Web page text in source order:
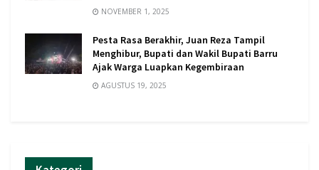
NOVEMBER 1, 2025
Pesta Rasa Berakhir, Juan Reza Tampil
Menghibur, Bupati dan Wakil Bupati Barru
Ajak Warga Luapkan Kegembiraan
AGUSTUS 19, 2025